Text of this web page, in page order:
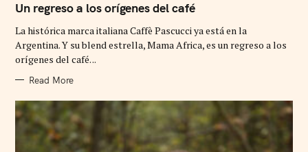
T
E
O
R
I
E
Un regreso a los orígenes del café
La histórica marca italiana Caffè Pascucci ya está en la
Argentina. Y su blend estrella, Mama Africa, es un regreso a los
orígenes del café. ..
Read More